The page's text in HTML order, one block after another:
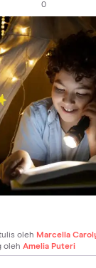
0
oleh Marcella
oleh Amelia Puteri